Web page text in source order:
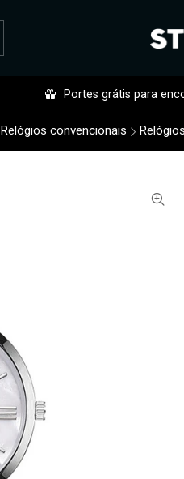
Portes grátis para
Relógios convencionais